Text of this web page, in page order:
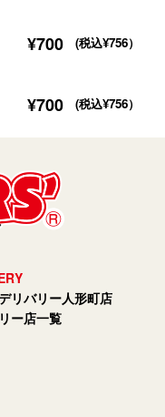
¥700 (税込¥756）
¥700 (税込¥756）
リバリー人形町店
ー店一覧